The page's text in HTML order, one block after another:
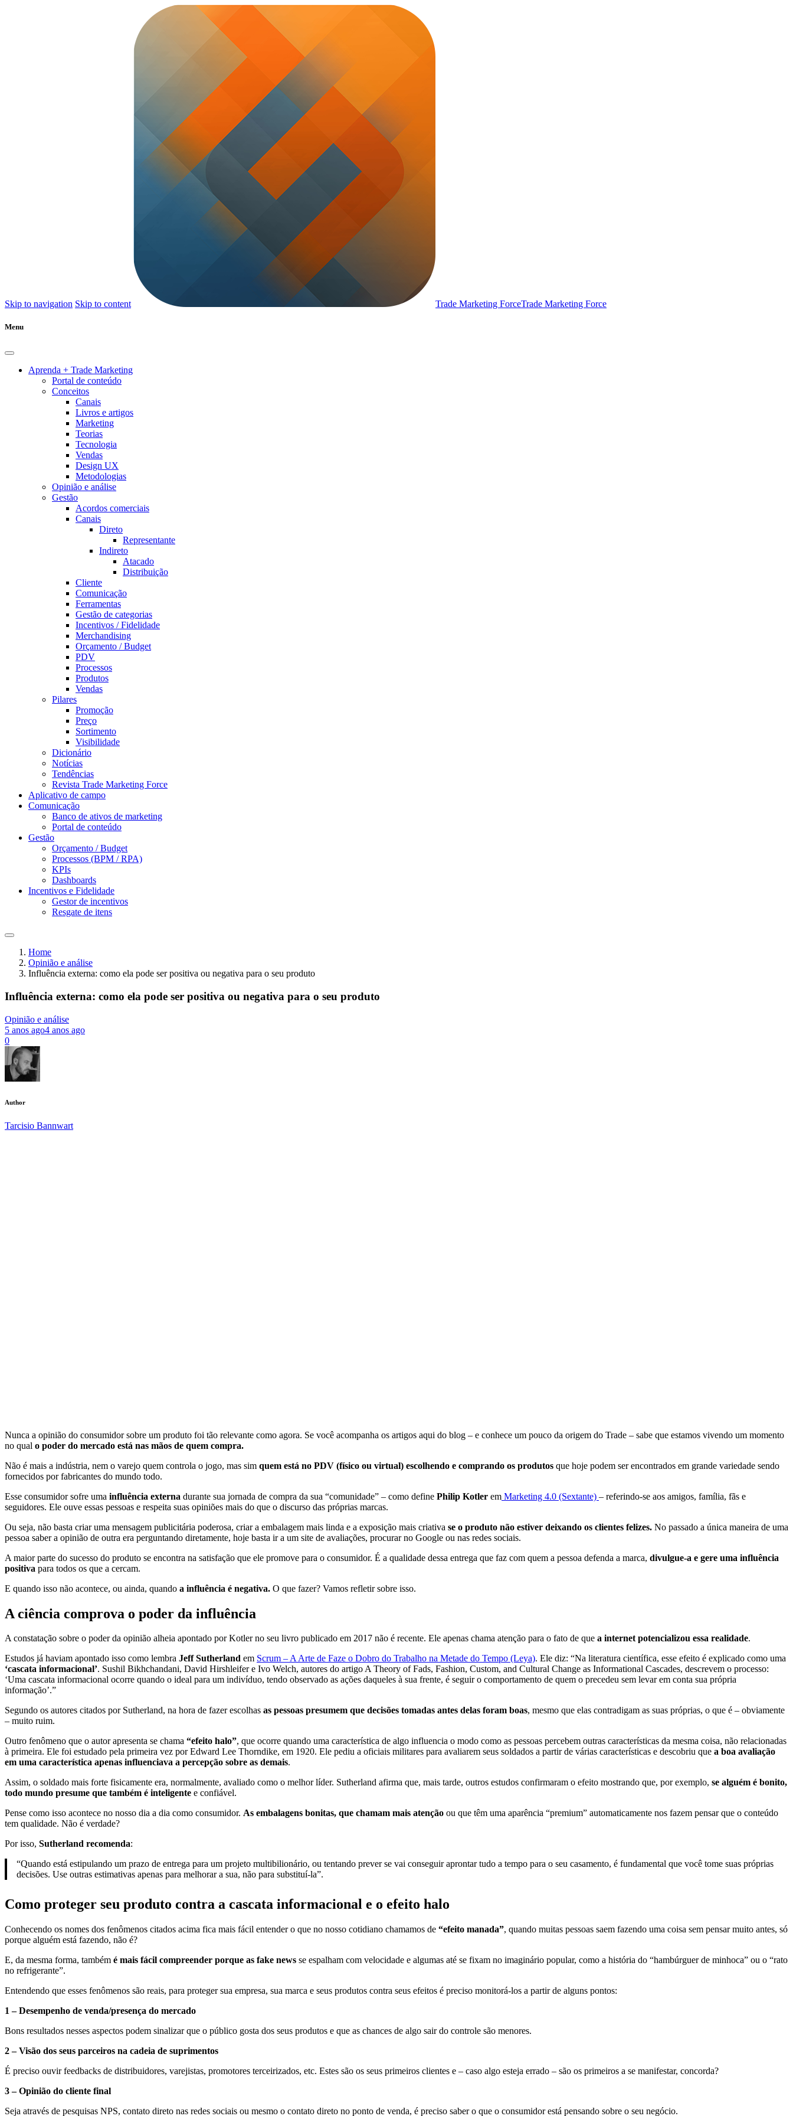
Skip to navigation Skip to content Trade Marketing ForceTrade Marketing Force
Menu
Aprenda + Trade Marketing
Portal de conteúdo
Conceitos
Canais
Livros e artigos
Marketing
Teorias
Tecnologia
Vendas
Design UX
Metodologias
Opinião e análise
Gestão
Acordos comerciais
Canais
Direto
Representante
Indireto
Atacado
Distribuição
Cliente
Comunicação
Ferramentas
Gestão de categorias
Incentivos / Fidelidade
Merchandising
Orçamento / Budget
PDV
Processos
Produtos
Vendas
Pilares
Promoção
Preço
Sortimento
Visibilidade
Dicionário
Notícias
Tendências
Revista Trade Marketing Force
Aplicativo de campo
Comunicação
Banco de ativos de marketing
Portal de conteúdo
Gestão
Orçamento / Budget
Processos (BPM / RPA)
KPIs
Dashboards
Incentivos e Fidelidade
Gestor de incentivos
Resgate de itens
Home
Opinião e análise
Influência externa: como ela pode ser positiva ou negativa para o seu produto
Influência externa: como ela pode ser positiva ou negativa para o seu produto
Opinião e análise
5 anos ago4 anos ago
0
Author
Tarcisio Bannwart
Nunca a opinião do consumidor sobre um produto foi tão relevante como agora. Se você acompanha os artigos aqui do blog – e conhece um pouco da origem do Trade – sabe que estamos vivendo um momento
no qual o poder do mercado está nas mãos de quem compra.
Não é mais a indústria, nem o varejo quem controla o jogo, mas sim quem está no PDV (físico ou virtual) escolhendo e comprando os produtos que hoje podem ser encontrados em grande variedade sendo
fornecidos por fabricantes do mundo todo.
Esse consumidor sofre uma influência externa durante sua jornada de compra da sua “comunidade” – como define Philip Kotler em Marketing 4.0 (Sextante) – referindo-se aos amigos, família, fãs e
seguidores. Ele ouve essas pessoas e respeita suas opiniões mais do que o discurso das próprias marcas.
Ou seja, não basta criar uma mensagem publicitária poderosa, criar a embalagem mais linda e a exposição mais criativa se o produto não estiver deixando os clientes felizes. No passado a única maneira de uma
pessoa saber a opinião de outra era perguntando diretamente, hoje basta ir a um site de avaliações, procurar no Google ou nas redes sociais.
A maior parte do sucesso do produto se encontra na satisfação que ele promove para o consumidor. É a qualidade dessa entrega que faz com quem a pessoa defenda a marca, divulgue-a e gere uma influência
positiva para todos os que a cercam.
E quando isso não acontece, ou ainda, quando a influência é negativa. O que fazer? Vamos refletir sobre isso.
A ciência comprova o poder da influência
A constatação sobre o poder da opinião alheia apontado por Kotler no seu livro publicado em 2017 não é recente. Ele apenas chama atenção para o fato de que a internet potencializou essa realidade.
Estudos já haviam apontado isso como lembra Jeff Sutherland em Scrum – A Arte de Faze o Dobro do Trabalho na Metade do Tempo (Leya). Ele diz: “Na literatura científica, esse efeito é explicado como uma
‘cascata informacional’. Sushil Bikhchandani, David Hirshleifer e Ivo Welch, autores do artigo A Theory of Fads, Fashion, Custom, and Cultural Change as Informational Cascades, descrevem o processo:
‘Uma cascata informacional ocorre quando o ideal para um indivíduo, tendo observado as ações daqueles à sua frente, é seguir o comportamento de quem o precedeu sem levar em conta sua própria
informação’.”
Segundo os autores citados por Sutherland, na hora de fazer escolhas as pessoas presumem que decisões tomadas antes delas foram boas, mesmo que elas contradigam as suas próprias, o que é – obviamente
– muito ruim.
Outro fenômeno que o autor apresenta se chama “efeito halo”, que ocorre quando uma característica de algo influencia o modo como as pessoas percebem outras características da mesma coisa, não relacionadas
à primeira. Ele foi estudado pela primeira vez por Edward Lee Thorndike, em 1920. Ele pediu a oficiais militares para avaliarem seus soldados a partir de várias características e descobriu que a boa avaliação
em uma característica apenas influenciava a percepção sobre as demais.
Assim, o soldado mais forte fisicamente era, normalmente, avaliado como o melhor líder. Sutherland afirma que, mais tarde, outros estudos confirmaram o efeito mostrando que, por exemplo, se alguém é bonito,
todo mundo presume que também é inteligente e confiável.
Pense como isso acontece no nosso dia a dia como consumidor. As embalagens bonitas, que chamam mais atenção ou que têm uma aparência “premium” automaticamente nos fazem pensar que o conteúdo
tem qualidade. Não é verdade?
Por isso, Sutherland recomenda:
“Quando está estipulando um prazo de entrega para um projeto multibilionário, ou tentando prever se vai conseguir aprontar tudo a tempo para o seu casamento, é fundamental que você tome suas próprias
decisões. Use outras estimativas apenas para melhorar a sua, não para substituí-la”.
Como proteger seu produto contra a cascata informacional e o efeito halo
Conhecendo os nomes dos fenômenos citados acima fica mais fácil entender o que no nosso cotidiano chamamos de “efeito manada”, quando muitas pessoas saem fazendo uma coisa sem pensar muito antes, só
porque alguém está fazendo, não é?
E, da mesma forma, também é mais fácil compreender porque as fake news se espalham com velocidade e algumas até se fixam no imaginário popular, como a história do “hambúrguer de minhoca” ou o “rato
no refrigerante”.
Entendendo que esses fenômenos são reais, para proteger sua empresa, sua marca e seus produtos contra seus efeitos é preciso monitorá-los a partir de alguns pontos:
1 – Desempenho de venda/presença do mercado
Bons resultados nesses aspectos podem sinalizar que o público gosta dos seus produtos e que as chances de algo sair do controle são menores.
2 – Visão dos seus parceiros na cadeia de suprimentos
É preciso ouvir feedbacks de distribuidores, varejistas, promotores terceirizados, etc. Estes são os seus primeiros clientes e – caso algo esteja errado – são os primeiros a se manifestar, concorda?
3 – Opinião do cliente final
Seja através de pesquisas NPS, contato direto nas redes sociais ou mesmo o contato direto no ponto de venda, é preciso saber o que o consumidor está pensando sobre o seu negócio.